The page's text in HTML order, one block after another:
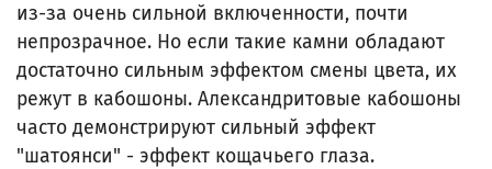
из-за очень сильной включенности, почти
непрозрачное. Но если такие камни обладают
достаточно сильным эффектом смены цвета, их
режут в кабошоны. Александритовые кабошоны
часто демонстрируют сильный эффект
"шатоянси" - эффект кощачьего глаза.